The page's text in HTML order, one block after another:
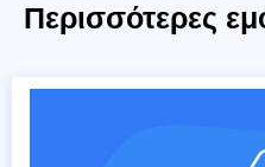
Περισσότερες